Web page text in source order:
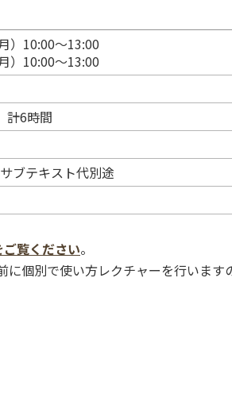
）10:00～13:00
）10:00～13:00
6時間
ブテキスト代別途
ご覧ください。
個別で使い方レクチャーを行います